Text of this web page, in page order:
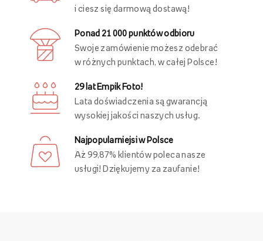
i ciesz się darmową dostawą!
Ponad 21 000 punktów odbioru
Swoje zamówienie możesz odebrać
w różnych punktach, w całej Polsce!
29 lat Empik Foto!
Lata doświadczenia są gwarancją
wysokiej jakości naszych usług.
Najpopularniejsi w Polsce
Aż 99,87% klientów poleca nasze
usługi! Dziękujemy za zaufanie!